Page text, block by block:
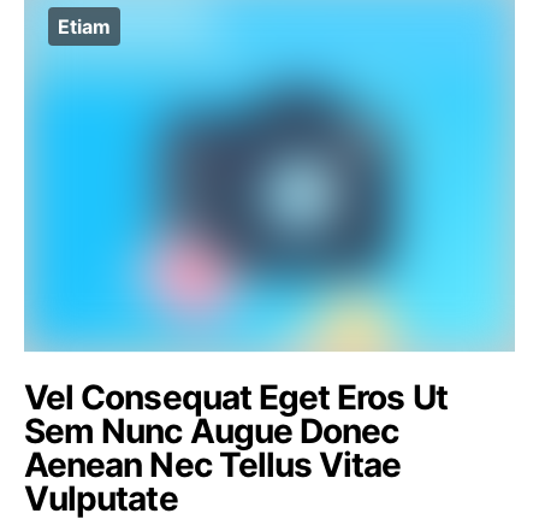
Etiam
Vel Consequat Eget Eros Ut
Sem Nunc Augue Donec
Aenean Nec Tellus Vitae
Vulputate